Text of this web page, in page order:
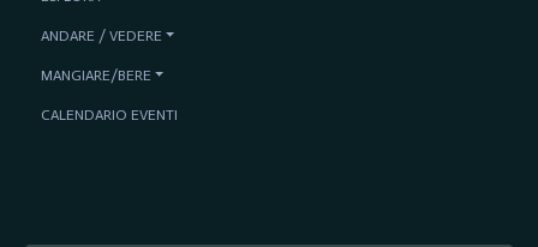
ANDARE / VEDERE
MANGIARE/BERE
CALENDARIO EVENTI